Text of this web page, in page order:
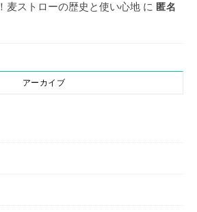
麦ストローの歴史と使い心地 に 匿名
アーカイブ